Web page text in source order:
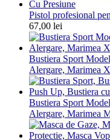
Pistol profesional
67,00 lei
Bustiera Sport
Alergare, Marimea
Bustiera Sport
Alergare, Marimea